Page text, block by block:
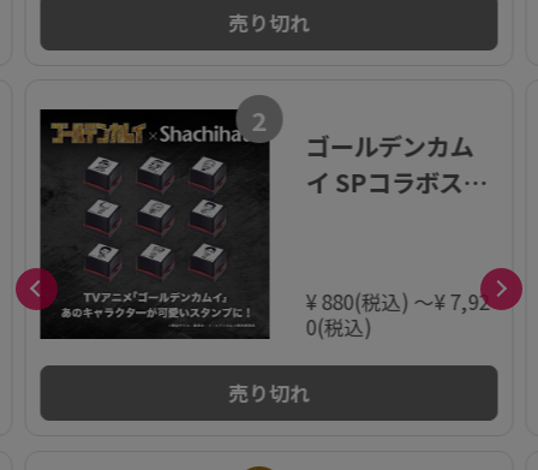
売り切れ
2
ゴールデンカム
イ SPコラボスタ
¥ 880(税込) ～¥ 7,92
0(税込)
売り切れ